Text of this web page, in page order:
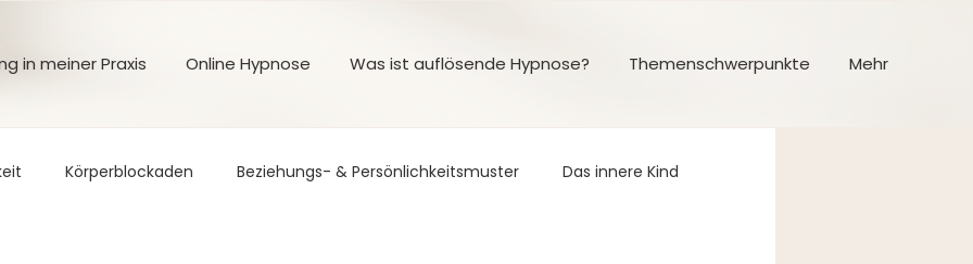
in meiner Praxis Online Hypnose Was ist auflösende Hypnose? Themenschwerpunkte Mehr
Körperblockaden Beziehungs- & Persönlichkeitsmuster Das innere Kind